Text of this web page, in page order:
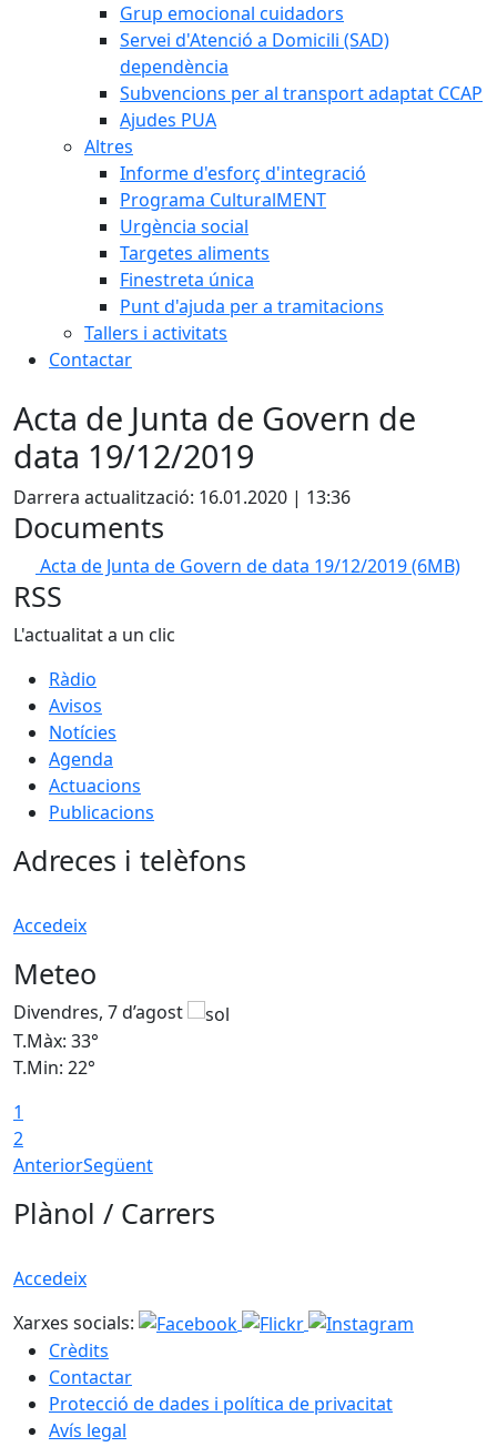
Grup emocional cuidadors
Servei d'Atenció a Domicili (SAD)
dependència
Subvencions per al transport adaptat CCAP
Ajudes PUA
Altres
Informe d'esforç d'integració
Programa CulturalMENT
Urgència social
Targetes aliments
Finestreta única
Punt d'ajuda per a tramitacions
Tallers i activitats
Contactar
Acta de Junta de Govern de
data 19/12/2019
Darrera actualització: 16.01.2020 | 13:36
Documents
Acta de Junta de Govern de data 19/12/2019(6MB)
RSS
L'actualitat a un clic
Ràdio
Avisos
Notícies
Agenda
Actuacions
Publicacions
Adreces i telèfons
Accedeix
Meteo
Divendres, 7 d’agost
T.Màx: 33°
T.Min: 22°
1
2
AnteriorSegüent
Plànol / Carrers
Accedeix
Xarxes socials:
Crèdits
Contactar
Protecció de dades i política de privacitat
Avís legal